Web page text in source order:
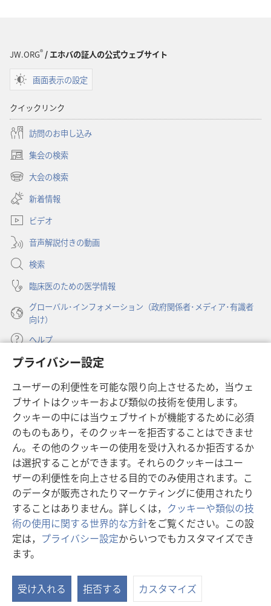
プライバシー設定
ユーザーの利便性を可能な限り向上させるため，当ウェ
ブサイトはクッキーおよび類似の技術を使用します。
クッキーの中には当ウェブサイトが機能するために必須
のものもあり，そのクッキーを拒否することはできませ
ん。その他のクッキーの使用を受け入れるか拒否するか
は選択することができます。それらのクッキーはユー
ザーの利便性を向上させる目的でのみ使用されます。こ
のデータが販売されたりマーケティングに使用されたり
することはありません。詳しくは， クッキーや類似の技
術の使用に関する世界的な方針をご覧ください。この設
定は， プライバシー設定からいつでもカスタマイズでき
ます。
受け入れる 拒否する カスタマイズ
JW.ORG®/ エホバの証人の公式ウェブサイト
画面表示の設定
クイックリンク
訪問のお申し込み
集会の検索
（新
し
タ
で
開
く）
大会の検索
（新
し
い
タ
ブ
で
開
く）
新着情報
ビデオ
音声解説付きの動画
検索
臨床医のための医学情報
グローバル･インフォメーション（政府関係者･メディア･有識者
向け）
ヘルプ
寄付
し
い
タ
ブ
で
開
く）
ものみの塔 オンライン・ライブラリー
（新
し
い
タ
ブ
で
開
く）
JW Hub ®
（新
し
い
タ
ブ
で
開
く）
JW Library ®
Watchtower Library®
Copyright
利用規約